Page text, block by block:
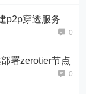
p2p穿透服务
0
署zerotier节点
0